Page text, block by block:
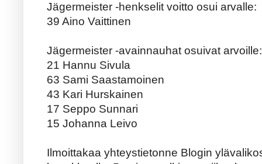
Jägermeister -henkselit voitto osui arvalle:
39 Aino Vaittinen
Jägermeister -avainnauhat osuivat arvoille:
21 Hannu Sivula
63 Sami Saastamoinen
43 Kari Hurskainen
17 Seppo Sunnari
15 Johanna Leivo
Ilmoittakaa yhteystietonne Blogin